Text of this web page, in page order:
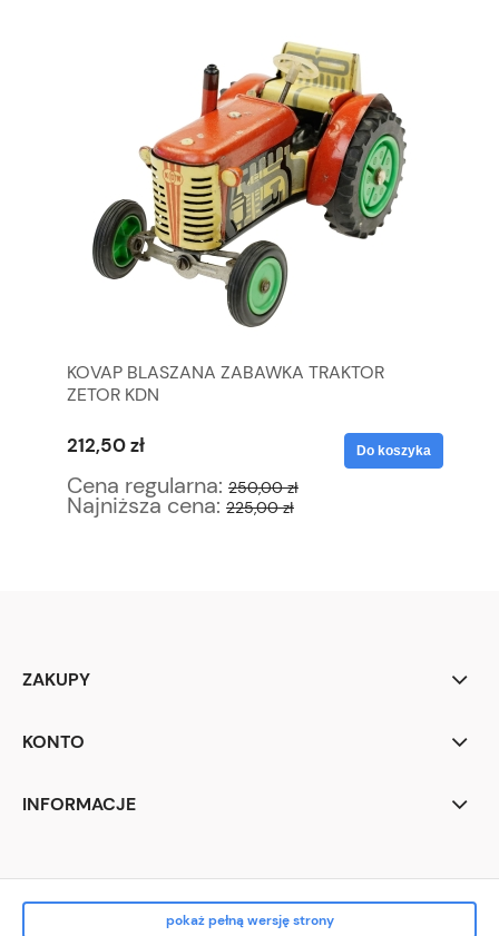
KOVAP BLASZANA ZABAWKA TRAKTOR
ZETOR KDN
212,50 zł
Cena regularna: 250,00 zł
Najniższa cena: 225,00 zł
Do koszyka
ZAKUPY
KONTO
INFORMACJE
pokaż pełną wersję strony